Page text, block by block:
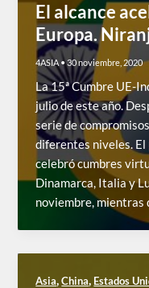
El alcance
Europa.
4ASIA •30 noviembre, 2020
La 15ª Cumbre UE-
julio de este año.
serie de
diferentes niveles.
celebró cumbres
Dinamarca, Italia y
noviembre, mientras
Asia,China, Estados